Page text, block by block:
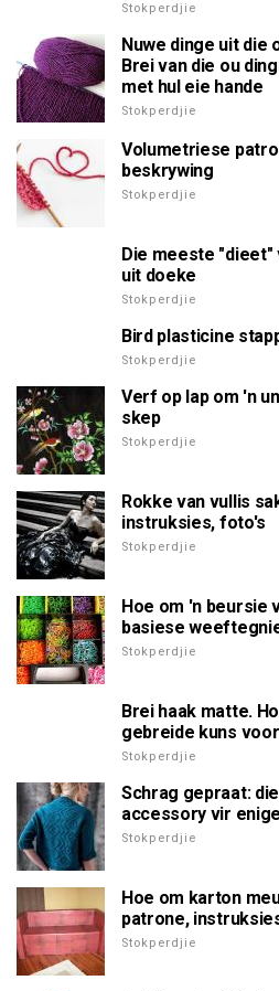
Stokperdjie
Nuwe dinge uit die
Brei van die ou
met hul eie hande
Stokperdjie
Volumetriese
beskrywing
Stokperdjie
Die meeste "dieet"
uit doeke
Stokperdjie
Bird plasticine
Stokperdjie
Verf op lap om 'n
skep
Stokperdjie
Rokke van vullis
instruksies, foto's
Stokperdjie
Hoe om 'n beursie
basiese
Stokperdjie
Brei haak matte.
gebreide kuns
Stokperdjie
Schrag gepraat:
accessory vir
Stokperdjie
Hoe om karton
patrone,
Stokperdjie